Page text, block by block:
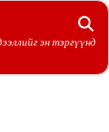
эн тэргүүнд